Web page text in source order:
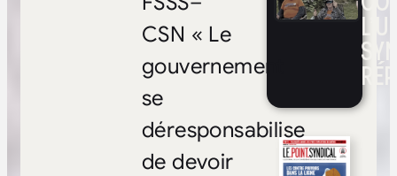
CSN « Le
gouvernement
se
déresponsabilise
de devoir